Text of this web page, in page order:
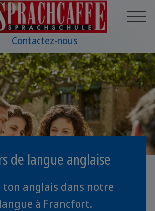
Contactez-nous
de langue anglaise
ton anglais dans notre
à Francfort.